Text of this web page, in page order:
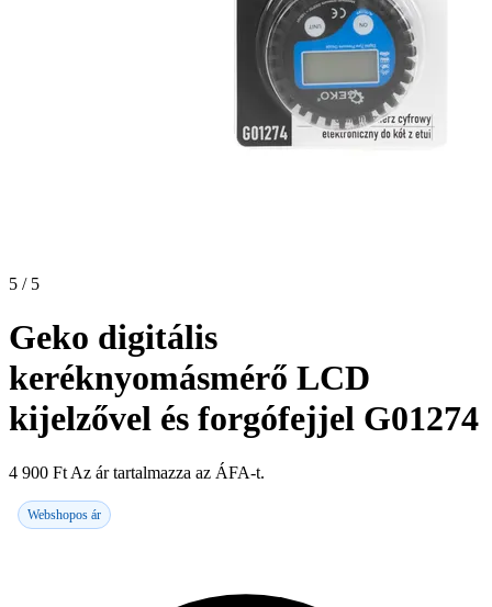
5 / 5
Geko digitális
keréknyomásmérő LCD
kijelzővel és forgófejjel G01274
4 900 Ft Az ár tartalmazza az ÁFA-t.
Webshopos ár